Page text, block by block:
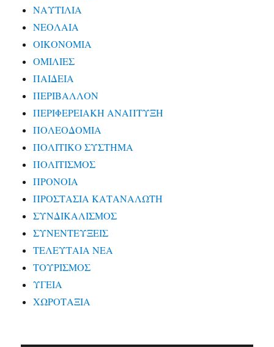
ΝΑΥΤΙΛΙΑ
ΝΕΟΛΑΙΑ
ΟΙΚΟΝΟΜΙΑ
ΟΜΙΛΙΕΣ
ΠΑΙΔΕΙΑ
ΠΕΡΙΒΑΛΛΟΝ
ΠΕΡΙΦΕΡΕΙΑΚΗ ΑΝΑΠΤΥΞΗ
ΠΟΛΕΟΔΟΜΙΑ
ΠΟΛΙΤΙΚΟ ΣΥΣΤΗΜΑ
ΠΟΛΙΤΙΣΜΟΣ
ΠΡΟΝΟΙΑ
ΠΡΟΣΤΑΣΙΑ ΚΑΤΑΝΑΛΩΤΗ
ΣΥΝΔΙΚΑΛΙΣΜΟΣ
ΣΥΝΕΝΤΕΥΞΕΙΣ
ΤΕΛΕΥΤΑΙΑ ΝΕΑ
ΤΟΥΡΙΣΜΟΣ
ΥΓΕΙΑ
ΧΩΡΟΤΑΞΙΑ